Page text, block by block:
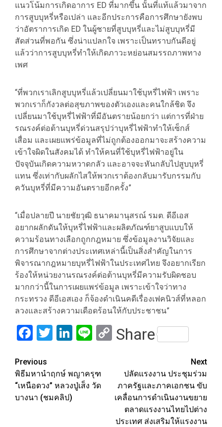
แนวโน้มการเกิดอาการ ED ที่มากขึ้น นั้นที่แท้แล้วมาจาก
การสูบบุหรี่หรือเปล่า และอีกประการคือการศึกษายังพบ
ว่าอัตราการเกิด ED ในผู้ชายที่สูบบุหรี่และไม่สูบบุหรี่มี
สัดส่วนที่พอกัน ซึ่งน่าแปลกใจ เพราะเป็นทราบกันดีอยู่
แล้วว่าการสูบบุหรี่ทำให้เกิดภาวะหย่อนสมรรถภาพทาง
เพศ
“ที่พวกเราเลิกสูบบุหรี่แล้วเปลี่ยนมาใช้บุหรี่ไฟฟ้า เพราะ
พวกเราก็กังวลต่อสุขภาพของตัวเองและคนใกล้ชิด จึง
เปลี่ยนมาใช้บุหรี่ไฟฟ้าที่มีอันตรายน้อยกว่า แต่การที่ฝ่าย
รณรงค์ต่อต้านบุหรี่ด่วนสรุปว่าบุหรี่ไฟฟ้าทำให้เซ็กส์
เสื่อม และเผยแพร่ข้อมูลที่ไม่ถูกต้องออกมาจะสร้างความ
เข้าใจผิดในสังคมได้ ทำให้คนที่ใช้บุหรี่ไฟฟ้าอยู่ใน
ปัจจุบันเกิดความหวาดกลัว และอาจจะหันกลับไปสูบบุหรี่
แทน ซึ่งเท่ากับผลักไสให้พวกเราต้องกลับมารับกรรมกับ
ควันบุหรี่ที่มีความอันตรายอีกครั้ง”
“เมื่อปลายปี นายชัยวุฒิ ธนาคมานุสรณ์ รมต. ดีอีเอส
อยากผลักดันให้บุหรี่ไฟฟ้าและผลิตภัณฑ์ยาสูบแบบให้
ความร้อนทางเลือกถูกกฎหมาย ซึ่งข้อมูลงานวิจัยและ
การศึกษาจากต่างประเทศเหล่านี้เป็นสิ่งสำคัญในการ
พิจารณากฎหมายบุหรี่ไฟฟ้าในประเทศไทย จึงอยากเรียก
ร้องให้หน่วยงานรณรงค์ต่อต้านบุหรี่มีความรับผิดชอบ
มากกว่านี้ในการเผยแพร่ข้อมูล เพราะเข้าใจว่าทาง
กระทรวง ดีอีเอสเอง ก็จ้องดำเนินคดีเรื่องเฟคนิวส์ที่หลอก
ลวงและสร้างความเดือดร้อนให้กับประชาชน”
Facebook
Twitter
LinkedIn
LineCopy
Share
Post
navigation
Previous
พิธีมหานำฤกษ์ พญาครุฑ
“เหนือดวง” หลวงปู่เส็ง วัด
บางนา (ชมคลิป)
Next
ปลัดแรงงาน ประชุมร่วม
ภาครัฐและภาคเอกชน ขับ
เคลื่อนการดำเนินงานขยาย
ตลาดแรงงานไทยไปต่าง
ประเทศ ส่งเสริมให้แรงงาน